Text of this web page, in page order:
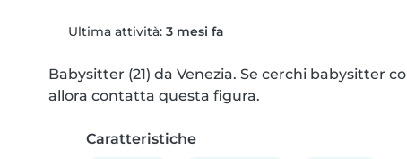
Ultima attività: 3 mesi fa
Babysitter (21) da Venezia. Se cerchi babysitter
allora contatta questa figura.
Caratteristiche